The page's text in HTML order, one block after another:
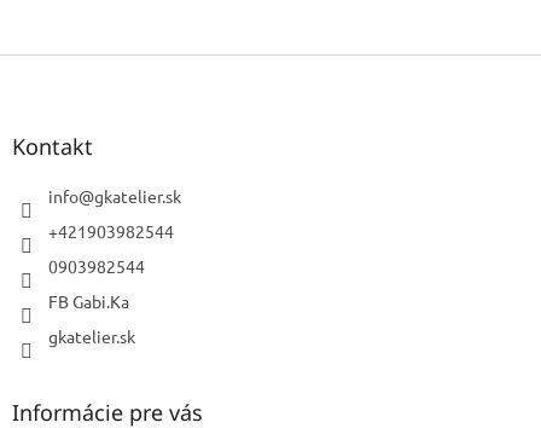
Z
Kontakt
info@gkatelier.sk
+421903982544
0903982544
FB Gabi.Ka
gkatelier.sk
Informácie pre vás